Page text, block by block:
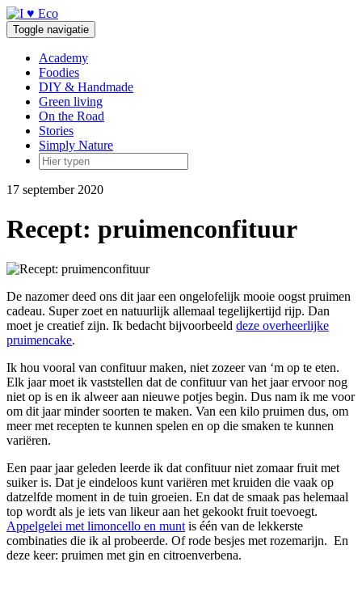
Doorgaan
naar
inhoud
Toggle navigatie
Academy
Foodies
DIY & Handmade
Green living
On the Road
Stories
Simply Nature
17 september 2020
Recept: pruimenconfituur
De nazomer deed ons dit jaar een ongelofelijk mooie oogst pruimen
cadeau. Super zoet en natuurlijk allemaal tegelijkertijd rijp. Dan
moet je creatief zijn. Ik bedacht bijvoorbeeld deze overheerlijke
pruimencake.
Ik hou vooral van confituur maken, niet zozeer van ‘m op te eten.
Elk jaar moet ik vaststellen dat de confituur van het jaar ervoor nog
niet op is en ik alweer aan nieuwe potjes begin. Dus nam ik me voor
om dit jaar minder soorten te maken. Van een kilo pruimen dus, om
meer met recepten te kunnen spelen en op die smaken te kunnen
variëren.
Een paar jaar geleden leerde ik dat confituur niet zomaar fruit met
suiker is. Dat je eindeloos kunt variëren met kruiden die vaak op
datzelfde moment in de tuin groeien. En dat de smaak pas helemaal
top wordt als je iets van likeur aan het gekookt fruit toevoegt.
Appelgelei met limoncello en munt is één van de lekkerste
combinaties die ik al probeerde. Of rode besjes met rozemarijn. En
deze keer: pruimen met gin en citroenverbena.